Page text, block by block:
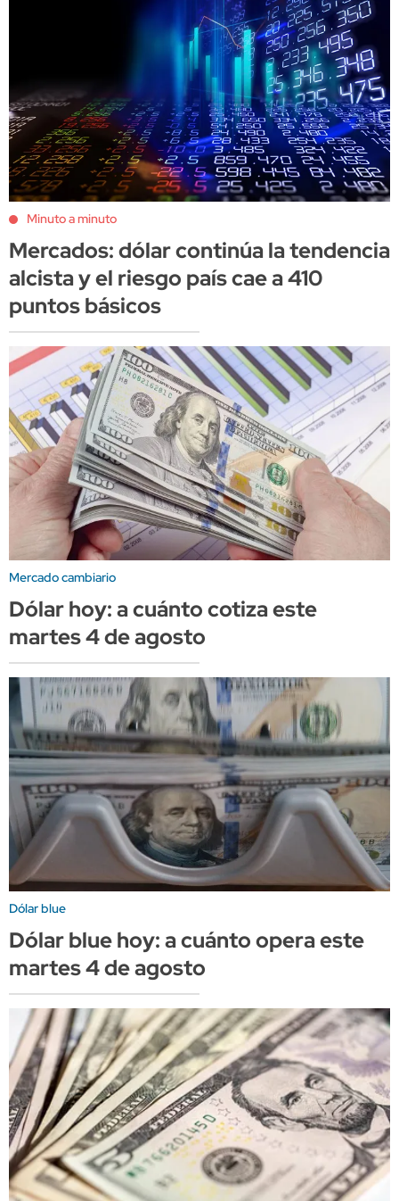
Minuto a minuto
Mercados: dólar continúa la tendencia
alcista y el riesgo país cae a 410
puntos básicos
Mercado cambiario
Dólar hoy: a cuánto cotiza este
martes 4 de agosto
Dólar blue
Dólar blue hoy: a cuánto opera este
martes 4 de agosto